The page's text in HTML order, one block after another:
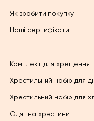
Як зробити покупку
Наші сертифікати
Комплект для хрещення
Хрестильний набір для
Хрестильний набір для
Одяг на хрестини